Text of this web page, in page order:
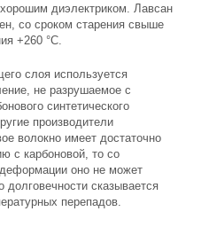
диэлектриком. Лавсан
со сроком старения свыше
+260 °С.
слоя используется
не разрушаемое с
синтетического
производители
волокно имеет достаточно
с карбоновой, то со
оно не может
долговечности сказывается
перепадов.